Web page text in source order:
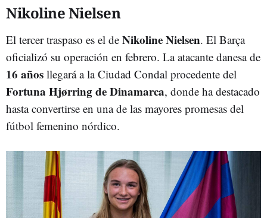
Nikoline Nielsen
El tercer traspaso es el de Nikoline Nielsen. El Barça
oficializó su operación en febrero. La atacante danesa de
16 años llegará a la Ciudad Condal procedente del
Fortuna Hjørring de Dinamarca, donde ha destacado
hasta convertirse en una de las mayores promesas del
fútbol femenino nórdico.